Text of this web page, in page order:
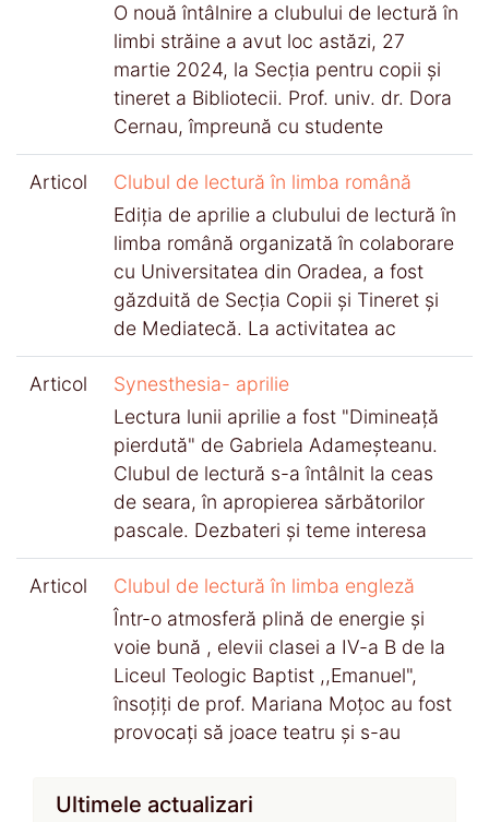
O nouă întâlnire a clubului de lectură în
limbi străine a avut loc astăzi, 27
martie 2024, la Secția pentru copii și
tineret a Bibliotecii. Prof. univ. dr. Dora
Cernau, împreună cu studente
Articol
Clubul de lectură în limba română
Ediția de aprilie a clubului de lectură în
limba română organizată în colaborare
cu Universitatea din Oradea, a fost
găzduită de Secția Copii și Tineret și
de Mediatecă. La activitatea ac
Articol
Synesthesia- aprilie
Lectura lunii aprilie a fost "Dimineață
pierdută" de Gabriela Adameșteanu.
Clubul de lectură s-a întâlnit la ceas
de seara, în apropierea sărbătorilor
pascale. Dezbateri și teme interesa
Articol
Clubul de lectură în limba engleză
Într-o atmosferă plină de energie și
voie bună , elevii clasei a IV-a B de la
Liceul Teologic Baptist ,,Emanuel",
însoțiți de prof. Mariana Moțoc au fost
provocați să joace teatru și s-au
Ultimele actualizari